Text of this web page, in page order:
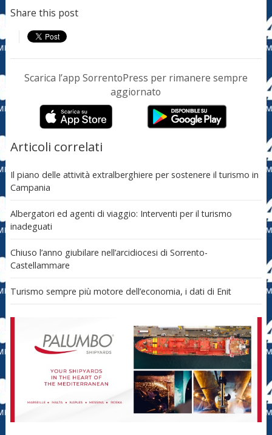
Share this post
Scarica l’app SorrentoPress per rimanere sempre
aggiornato
Articoli correlati
Il piano delle attività extralberghiere per sostenere il turismo in
Campania
Albergatori ed agenti di viaggio: Interventi per il turismo
inadeguati
Chiuso l’anno giubilare nell’arcidiocesi di Sorrento-
Castellammare
Turismo sempre più motore dell’economia, i dati di Enit